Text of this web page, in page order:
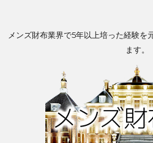
メンズ財布業界で5年以上培った経験を
ます。